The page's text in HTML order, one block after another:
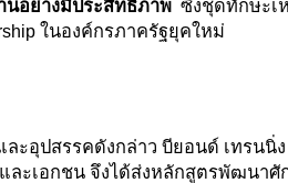
นอย่างมีประสิทธิภาพ ซึ่งชุดทักษะเ
ในองค์กรภาครัฐยุคใหม่
ะอุปสรรคดังกล่าว บียอนด์ เทรนนิ่
ละเอกชน จึงได้ส่งหลักสูตรพัฒนา